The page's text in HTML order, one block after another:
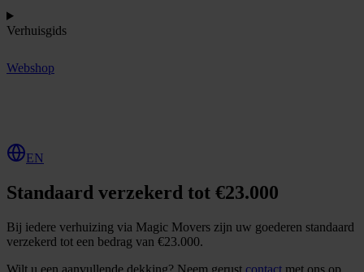
Verhuisgids
Webshop
EN
Standaard verzekerd tot €23.000
Bij iedere verhuizing via Magic Movers zijn uw goederen standaard
verzekerd tot een bedrag van €23.000.
Wilt u een aanvullende dekking? Neem gerust contact met ons op.